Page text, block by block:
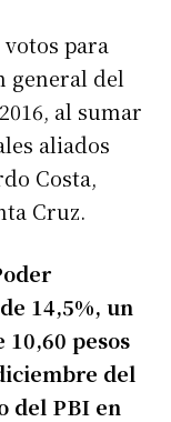
para
general del
al sumar
aliados
Costa,
Cruz.
14,5%, un
pesos
del
del PBI en